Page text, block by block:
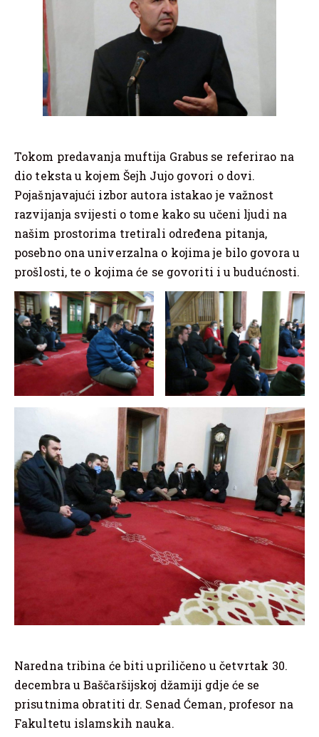
Tokom predavanja muftija Grabus se referirao na
dio teksta u kojem Šejh Jujo govori o dovi.
Pojašnjavajući izbor autora istakao je važnost
razvijanja svijesti o tome kako su učeni ljudi na
našim prostorima tretirali određena pitanja,
posebno ona univerzalna o kojima je bilo govora u
prošlosti, te o kojima će se govoriti i u budućnosti.
Naredna tribina će biti upriličeno u četvrtak 30.
decembra u Baščaršijskoj džamiji gdje će se
prisutnima obratiti dr. Senad Ćeman, profesor na
Fakultetu islamskih nauka.